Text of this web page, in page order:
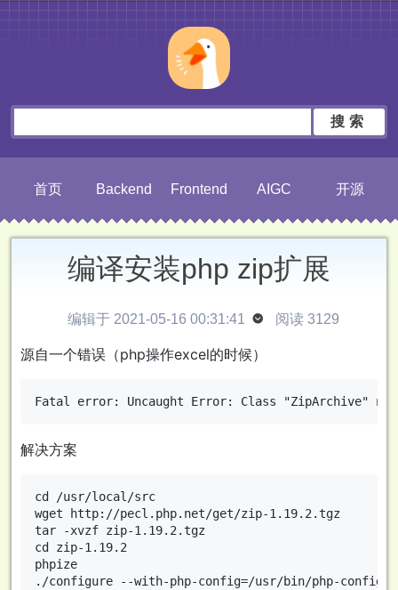
搜索
首页 Backend Frontend AIGC 开源
编译安装php zip扩展
编辑于 2021-05-16 00:31:41  阅读 3129
源自一个错误（php操作excel的时候）
解决方案
cd /usr/local/src
wget http://pecl.php.net/get/zip-1.19.2.tgz
tar -xvzf zip-1.19.2.tgz
cd zip-1.19.2
phpize
./configure --with-php-config=/usr/bin/php-config